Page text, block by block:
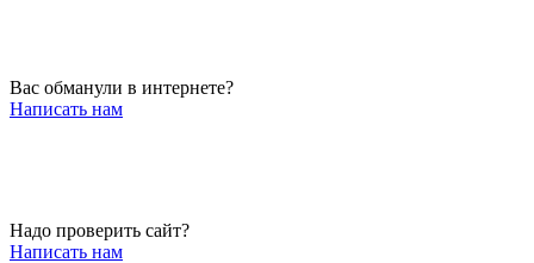
Вас обманули в интернете?
Написать нам
Надо проверить сайт?
Написать нам